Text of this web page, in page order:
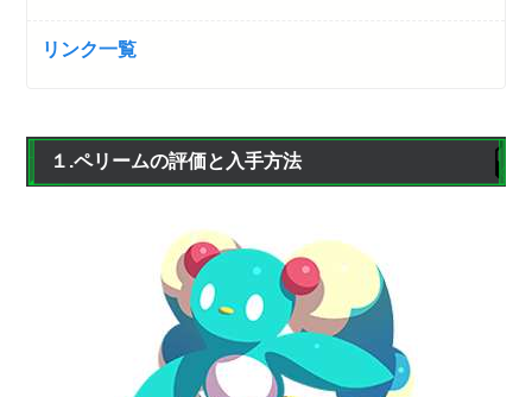
リンク一覧
１.ペリームの評価と入手方法